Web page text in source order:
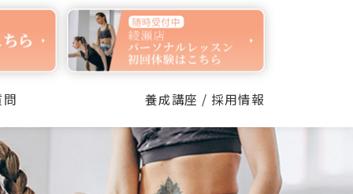
養成講座 / 採用情報